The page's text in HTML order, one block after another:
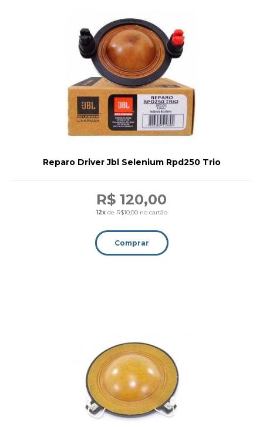
Reparo Driver Jbl Selenium Rpd250 Trio
R$ 120,00
12xde R$10,00 no cartão
Comprar